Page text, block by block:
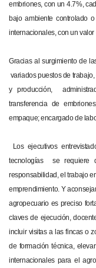
embriones, con un 4.7%,
bajo ambiente controlado
internacionales, con un valor
Gracias al surgimiento de
variados puestos de
y producción,
transferencia de
empaque; encargado de
Los ejecutivos
tecnologías se requiere
responsabilidad, el trabajo
emprendimiento. Y
agropecuario es preciso
claves de ejecución,
incluir visitas a las fincas o
de formación técnica,
internacionales para el